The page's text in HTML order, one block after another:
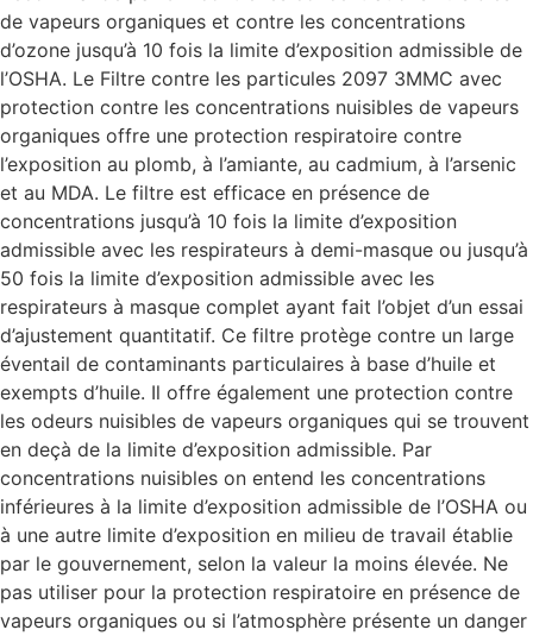
de vapeurs organiques et contre les concentrations
d’ozone jusqu’à 10 fois la limite d’exposition admissible de
l’OSHA. Le Filtre contre les particules 2097 3MMC avec
protection contre les concentrations nuisibles de vapeurs
organiques offre une protection respiratoire contre
l’exposition au plomb, à l’amiante, au cadmium, à l’arsenic
et au MDA. Le filtre est efficace en présence de
concentrations jusqu’à 10 fois la limite d’exposition
admissible avec les respirateurs à demi-masque ou jusqu’à
50 fois la limite d’exposition admissible avec les
respirateurs à masque complet ayant fait l’objet d’un essai
d’ajustement quantitatif. Ce filtre protège contre un large
éventail de contaminants particulaires à base d’huile et
exempts d’huile. Il offre également une protection contre
les odeurs nuisibles de vapeurs organiques qui se trouvent
en deçà de la limite d’exposition admissible. Par
concentrations nuisibles on entend les concentrations
inférieures à la limite d’exposition admissible de l’OSHA ou
à une autre limite d’exposition en milieu de travail établie
par le gouvernement, selon la valeur la moins élevée. Ne
pas utiliser pour la protection respiratoire en présence de
vapeurs organiques ou si l’atmosphère présente un danger